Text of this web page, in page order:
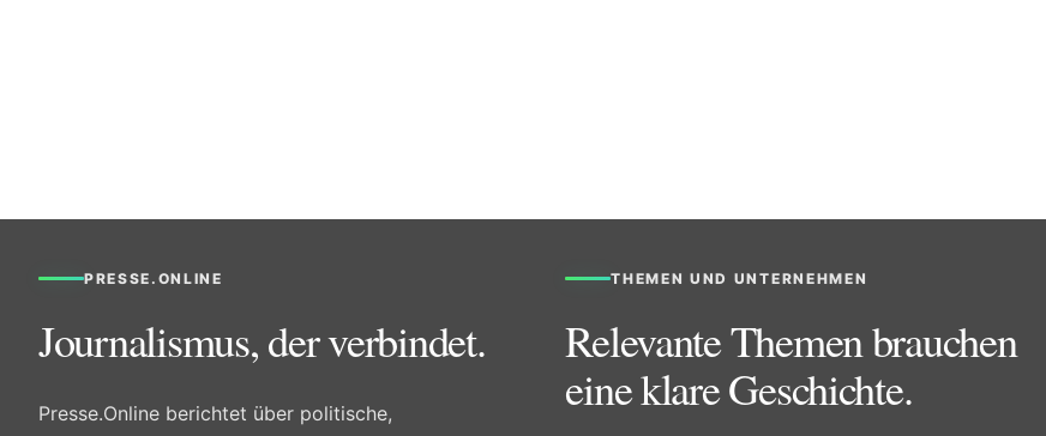
PRESSE.ONLINE
Journalismus, der verbindet.
Presse.Online berichtet über politische,
THEMEN UND UNTERNEHMEN
Relevante Themen brauchen
eine klare Geschichte.